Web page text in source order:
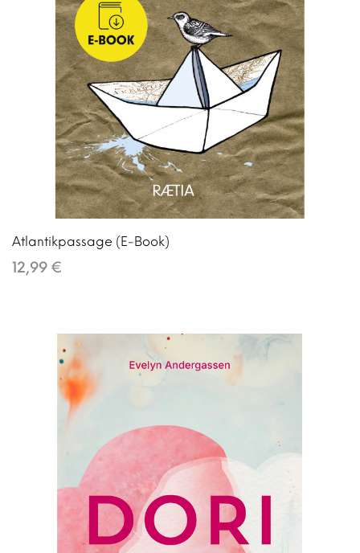
Atlantikpassage (E-Book)
12,99 €